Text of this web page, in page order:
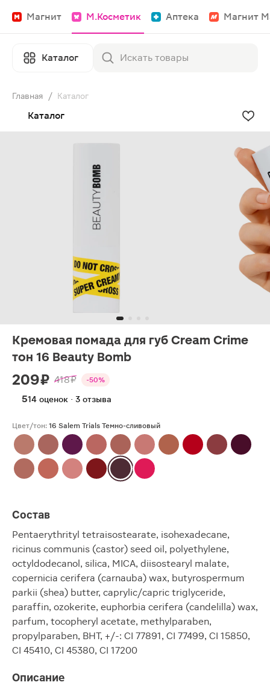
Магнит М.Косметик Аптека Магнит
Каталог
Главная / Каталог
Каталог
Кремовая помада для губ Cream Crime
тон 16 Beauty Bomb
209 ₽ 418 ₽ -50%
514 оценок · 3 отзыва
Цвет/тон: 16 Salem Trials Темно-сливовый
Состав
Pentaerythrityl tetraisostearate, isohexadecane,
ricinus communis (castor) seed oil, polyethylene,
octyldodecanol, silica, MICA, diisostearyl malate,
copernicia cerifera (carnauba) wax, butyrospermum
parkii (shea) butter, caprylic/capric triglyceride,
paraffin, ozokerite, euphorbia cerifera (candelilla) wax,
parfum, tocopheryl acetate, methylparaben,
propylparaben, BHT, +/-: CI 77891, CI 77499, CI 15850,
CI 45410, CI 45380, CI 17200
Описание